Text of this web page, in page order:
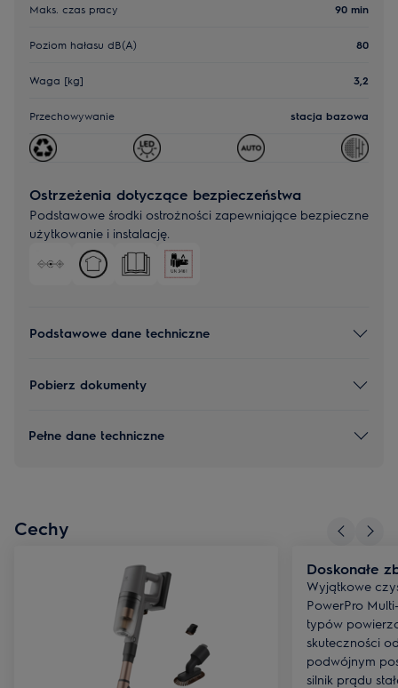
Maks. czas pracy 90 min
Poziom hałasu dB(A) 80
Waga [kg] 3,2
Przechowywanie stacja bazowa
Ostrzeżenia dotyczące bezpieczeństwa
Podstawowe środki ostrożności zapewniające bezpieczne
użytkowanie i instalację.
Podstawowe dane techniczne
Pobierz dokumenty
Pełne dane techniczne
Cechy
Doskonałe
Wyjątkowe
PowerPro
typów
skuteczności
podwójnym
silnik prądu